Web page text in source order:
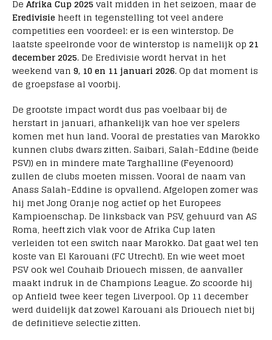
De Afrika Cup 2025 valt midden in het seizoen, maar de
Eredivisie heeft in tegenstelling tot veel andere
competities een voordeel: er is een winterstop. De
laatste speelronde voor de winterstop is namelijk op 21
december 2025. De Eredivisie wordt hervat in het
weekend van 9, 10 en 11 januari 2026. Op dat moment is
de groepsfase al voorbij.
De grootste impact wordt dus pas voelbaar bij de
herstart in januari, afhankelijk van hoe ver spelers
komen met hun land. Vooral de prestaties van Marokko
kunnen clubs dwars zitten. Saibari, Salah-Eddine (beide
PSV)) en in mindere mate Targhalline (Feyenoord)
zullen de clubs moeten missen. Vooral de naam van
Anass Salah-Eddine is opvallend. Afgelopen zomer was
hij met Jong Oranje nog actief op het Europees
Kampioenschap. De linksback van PSV, gehuurd van AS
Roma, heeft zich vlak voor de Afrika Cup laten
verleiden tot een switch naar Marokko. Dat gaat wel ten
koste van El Karouani (FC Utrecht). En wie weet moet
PSV ook wel Couhaib Driouech missen, de aanvaller
maakt indruk in de Champions League. Zo scoorde hij
op Anfield twee keer tegen Liverpool. Op 11 december
werd duidelijk dat zowel Karouani als Driouech niet bij
de definitieve selectie zitten.